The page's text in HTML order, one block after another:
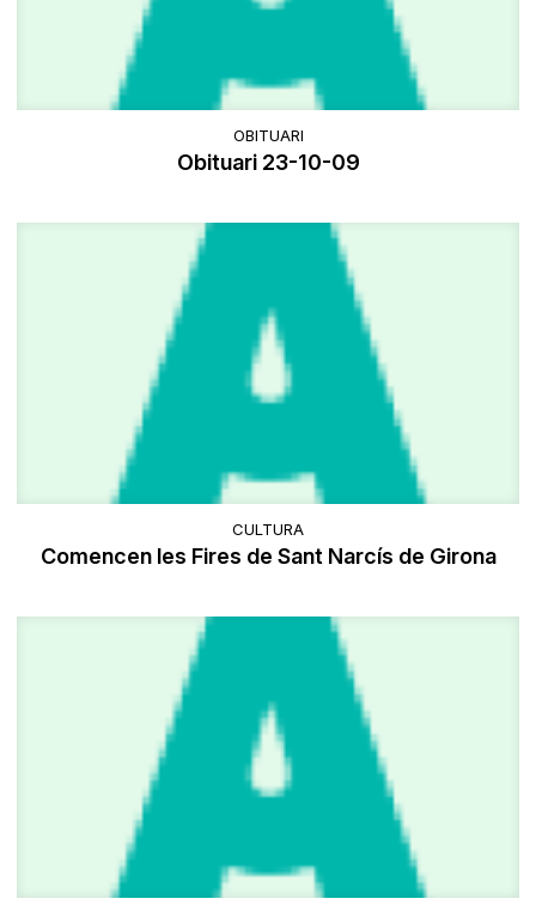
OBITUARI
Obituari 23-10-09
CULTURA
Comencen les Fires de Sant Narcís de Girona